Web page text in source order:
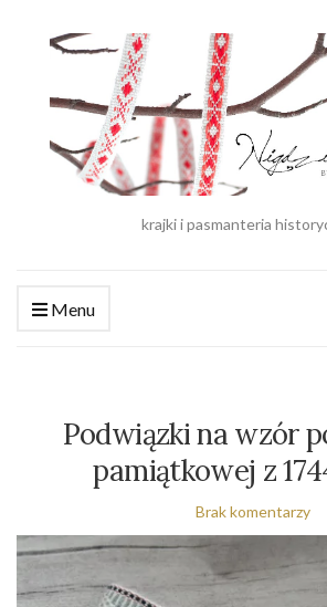
krajki i pasmanteria
Menu
Podwiązki na wzór
pamiątkowej z
Brak komentarzy